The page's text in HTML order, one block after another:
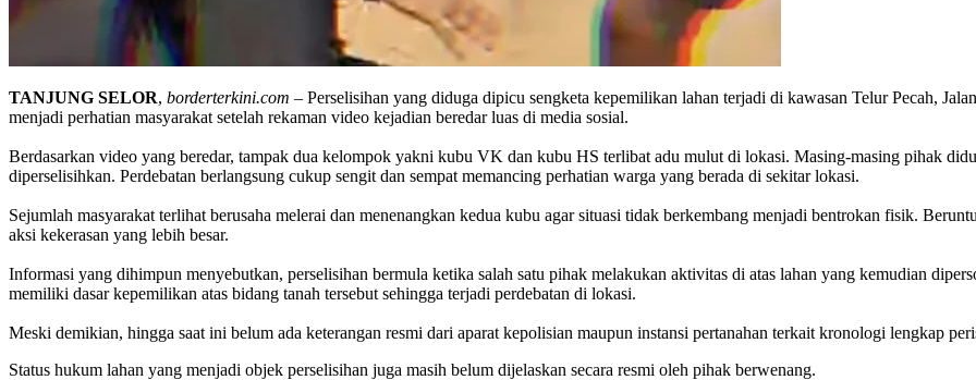
TANJUNG SELOR, borderterkini.com – Perselisihan yang diduga dipicu sengketa kepemilikan lahan terjadi di kawasan Telur Pecah,
menjadi perhatian masyarakat setelah rekaman video kejadian beredar luas di media sosial.
Berdasarkan video yang beredar, tampak dua kelompok yakni kubu VK dan kubu HS terlibat adu mulut di lokasi. Masing-masing pihak
diperselisihkan. Perdebatan berlangsung cukup sengit dan sempat memancing perhatian warga yang berada di sekitar lokasi.
Sejumlah masyarakat terlihat berusaha melerai dan menenangkan kedua kubu agar situasi tidak berkembang menjadi bentrokan fisik.
aksi kekerasan yang lebih besar.
Informasi yang dihimpun menyebutkan, perselisihan bermula ketika salah satu pihak melakukan aktivitas di atas lahan yang kemudian
memiliki dasar kepemilikan atas bidang tanah tersebut sehingga terjadi perdebatan di lokasi.
Meski demikian, hingga saat ini belum ada keterangan resmi dari aparat kepolisian maupun instansi pertanahan terkait kronologi lengkap
Status hukum lahan yang menjadi objek perselisihan juga masih belum dijelaskan secara resmi oleh pihak berwenang.